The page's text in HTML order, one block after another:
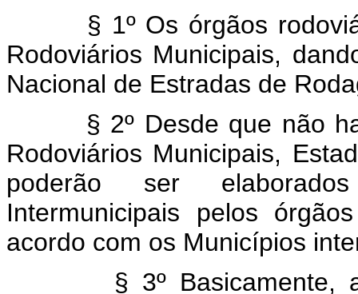
§ 1º Os órgãos
Rodoviários Municipais,
Nacional de Estradas de
§ 2º Desde que não
Rodoviários Municipais,
poderão ser
Intermunicipais pelos
acordo com os Municípios
§ 3º Basicamente, a